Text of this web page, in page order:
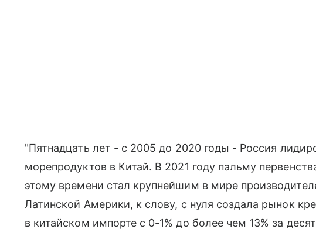
"Пятнадцать лет - с 2005 до 2020 годы - Россия
морепродуктов в Китай. В 2021 году пальму
этому времени стал крупнейшим в мире
Латинской Америки, к слову, с нуля создала рынок
в китайском импорте с 0-1% до более чем 13% за